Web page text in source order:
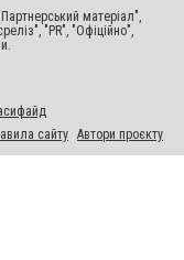
матеріал",
"PR", "Офіційно",
сайту Автори проєкту